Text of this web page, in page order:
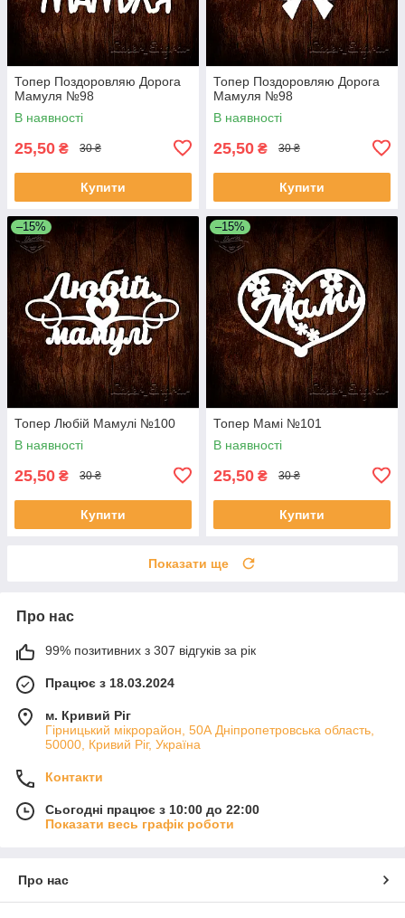
Топер Поздоровляю Дорога
Мамуля №98
В наявності
25,50 ₴ 30 ₴
Купити
Топер Поздоровляю Дорога
Мамуля №98
В наявності
25,50 ₴ 30 ₴
Купити
–15%
Топер Любій Мамулі №100
В наявності
25,50 ₴ 30 ₴
Купити
–15%
Топер Мамі №101
В наявності
25,50 ₴ 30 ₴
Купити
Показати ще
Про нас
99% позитивних з 307 відгуків за рік
Працює з 18.03.2024
м. Кривий Ріг
Гірницький мікрорайон, 50А Дніпропетровська область,
50000, Кривий Ріг, Україна
Контакти
Сьогодні працює з 10:00 до 22:00
Показати весь графік роботи
Про нас